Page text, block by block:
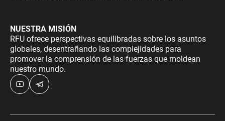
NUESTRA MISIÓN
RFU ofrece perspectivas equilibradas sobre los asuntos
globales, desentrañando las complejidades para
promover la comprensión de las fuerzas que moldean
nuestro mundo.